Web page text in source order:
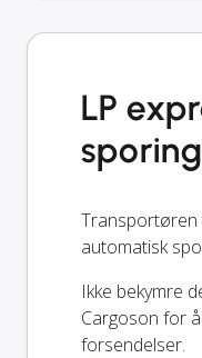
LP
sporing
Transportøren
automatisk
Ikke bekymre
Cargoson for
forsendelser.